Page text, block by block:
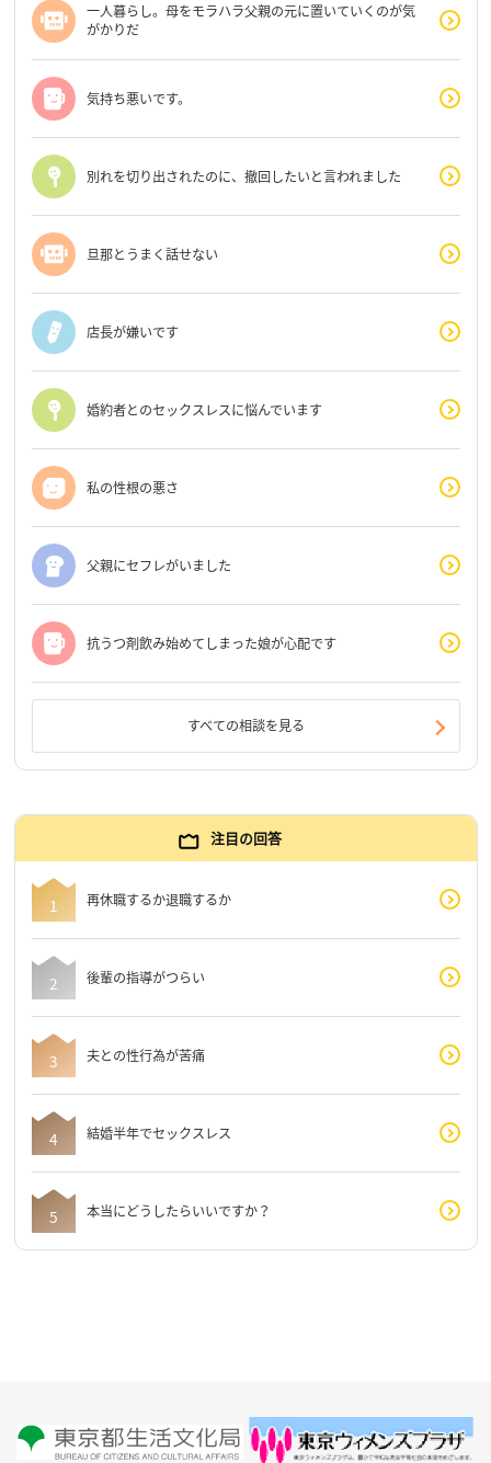
一人暮らし。母をモラハラ父親の元に置いていくのが気
がかりだ
気持ち悪いです。
別れを切り出されたのに、撤回したいと言われました
旦那とうまく話せない
店長が嫌いです
婚約者とのセックスレスに悩んでいます
私の性根の悪さ
父親にセフレがいました
抗うつ剤飲み始めてしまった娘が心配です
すべての相談を見る
注目の回答
再休職するか退職するか
後輩の指導がつらい
夫との性行為が苦痛
結婚半年でセックスレス
本当にどうしたらいいですか？